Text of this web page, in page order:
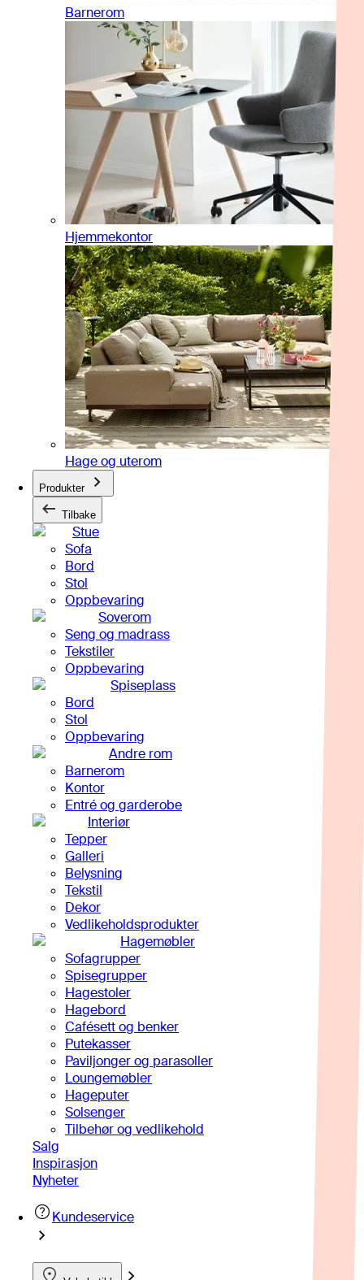
Barnerom
Hjemmekontor
Hage og uterom
Produkter
Tilbake
Stue
Sofa
Bord
Stol
Oppbevaring
Soverom
Seng og madrass
Tekstiler
Oppbevaring
Spiseplass
Bord
Stol
Oppbevaring
Andre rom
Barnerom
Kontor
Entré og garderobe
Interiør
Tepper
Galleri
Belysning
Tekstil
Dekor
Vedlikeholdsprodukter
Hagemøbler
Sofagrupper
Spisegrupper
Hagestoler
Hagebord
Cafésett og benker
Putekasser
Paviljonger og parasoller
Loungemøbler
Hageputer
Solsenger
Tilbehør og vedlikehold
Salg
Inspirasjon
Nyheter
Kundeservice